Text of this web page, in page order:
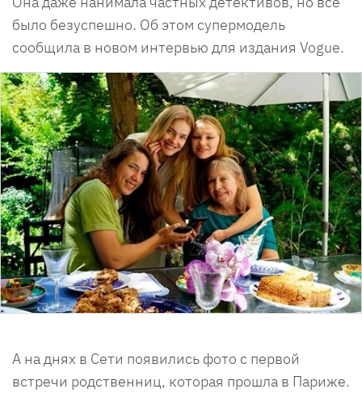
было безуспешно. Об этом супермодель
сообщила в новом интервью для издания Vogue.
А на днях в Сети появились фото с первой
встречи родственниц, которая прошла в Париже.